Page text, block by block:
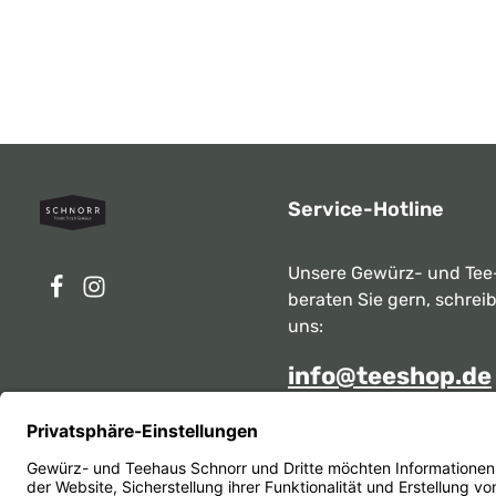
Service-Hotline
Unsere Gewürz- und
beraten Sie gern,
uns:
info@teeshop.de
Mo - Sa zwischen 10:00